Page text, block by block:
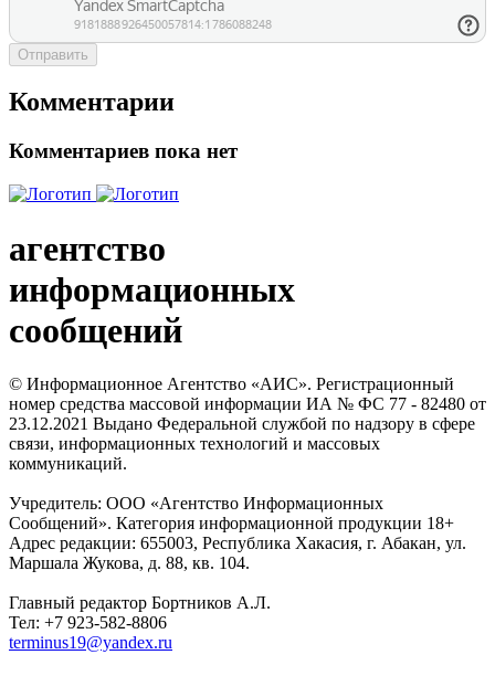
Отправить
Комментарии
Комментариев пока нет
агентство
информационных
сообщений
© Информационное Агентство «АИС». Регистрационный
номер средства массовой информации ИА № ФС 77 - 82480 от
23.12.2021 Выдано Федеральной службой по надзору в сфере
связи, информационных технологий и массовых
коммуникаций.
Учредитель: ООО «Агентство Информационных
Сообщений». Категория информационной продукции 18+
Адрес редакции: 655003, Республика Хакасия, г. Абакан, ул.
Маршала Жукова, д. 88, кв. 104.
Главный редактор Бортников А.Л.
Тел: +7 923-582-8806
terminus19@yandex.ru